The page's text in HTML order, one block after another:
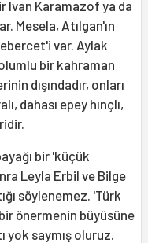
Ivan Karamazof ya da
Mesela, Atılgan'ın
var. Aylak
bir kahraman
dışındadır, onları
dahası epey hınçlı,
bir 'küçük
Leyla Erbil ve Bilge
söylenemez. 'Türk
önermenin büyüsüne
yok saymış oluruz.